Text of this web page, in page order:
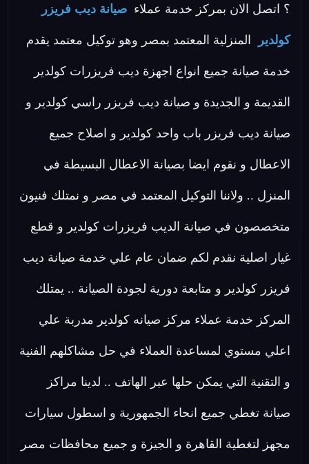
؟ اتصل الان بمركز خدمة عملاء صيانة ديب فريزر
كولدير المنزلية المعتمد بمصر وهو توكيل معتمد يقدم
خدمة صيانة جميع انواع اجهزة ديب فريزرات كولدير
القديمة و الجديدة و صيانة ديب فريزر راسي كولدير و
صيانة ديب فريزر باب واحد كولدير و اصلاح جميع
الاعطال و نقوم ايضا بصيانة الاعطال البسيطة في
المنزل .. ولاننا التوكيل المعتمد في مصر و نمتلك فنيون
متخصصون في صيانة الديب فريزرات كولدير و قطع
غيار اصلية نقدم لكم ضمان عام علي خدمة صيانة ديب
فريزر كولدير و متابعة دورية لجودة الصيانة .. يمتلك
المركز خدمة عملاء مركز صيانه كولدير مدربة علي
اعلي مستوي لمساعدة العملاء في حل مشاكلهم الفنية
و التقنية التي يمكن حلها عبر الهاتف .. لدينا مراكز
صيانة تغطي جميع انحاء الجمهورية و اسطول سيارات
مجهز لتغطية القاهرة و الجيزة و جميع محافظات مصر